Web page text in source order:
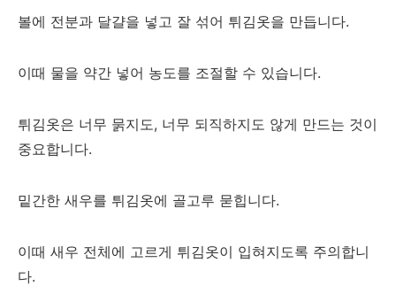
볼에 전분과 달걀을 넣고 잘 섞어 튀김옷을 만듭니다.
이때 물을 약간 넣어 농도를 조절할 수 있습니다.
튀김옷은 너무 묽지도, 너무 되직하지도 않게 만드는 것이
중요합니다.
밑간한 새우를 튀김옷에 골고루 묻힙니다.
이때 새우 전체에 고르게 튀김옷이 입혀지도록 주의합니
다.